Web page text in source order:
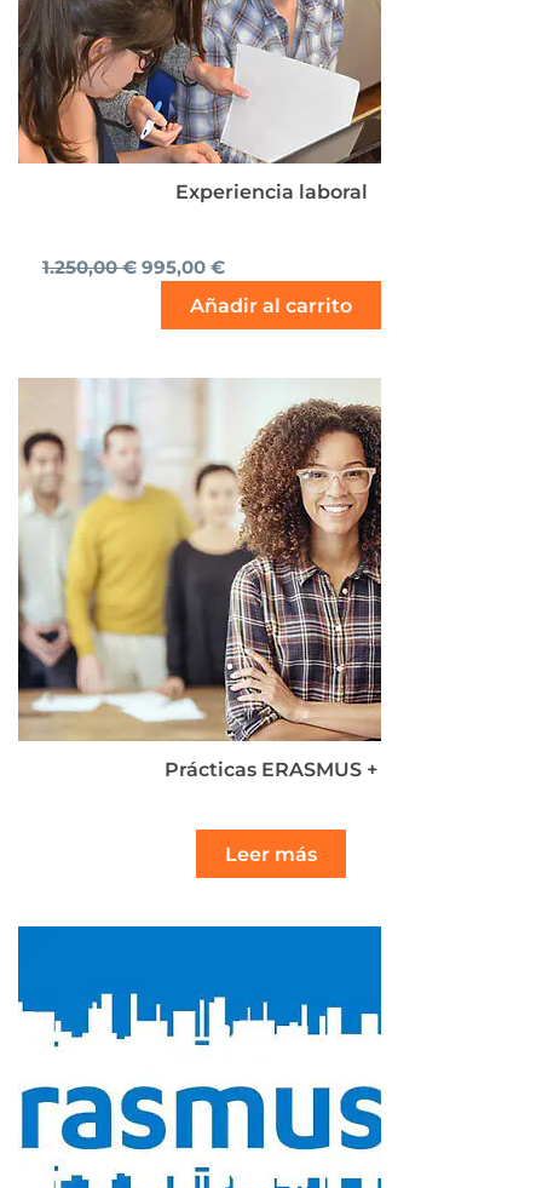
Experiencia laboral
1.250,00€ 995,00 €
Añadir al carrito
Prácticas ERASMUS +
Leer más